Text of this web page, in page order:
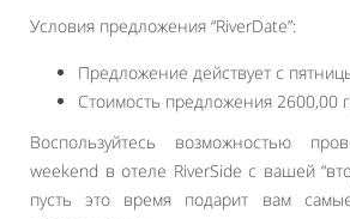
Условия предложения “RiverDate”:
Предложение действует с
Стоимость предложения 2600,00
Воспользуйтесь возможностью
weekend в отеле RiverSide с вашей
пусть это время подарит вам